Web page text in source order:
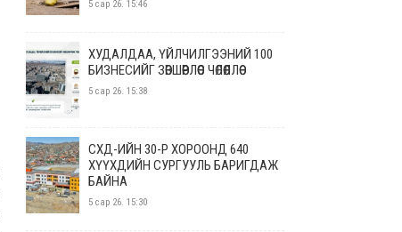
5 сар 26. 15:46
ХУДАЛДАА, ҮЙЛЧИЛГЭЭНИЙ 100
БИЗНЕСИЙГ ЗӨВШӨӨРЛӨӨС ЧӨЛӨӨЛЛӨӨ
5 сар 26. 15:38
СХД-ИЙН 30-Р ХОРООНД 640
ХҮҮХДИЙН СУРГУУЛЬ БАРИГДАЖ
БАЙНА
5 сар 26. 15:30